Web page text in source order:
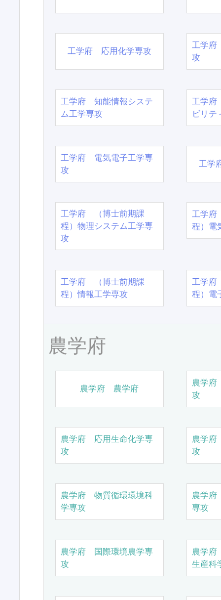
工学府 応用化学専攻
工学府
攻
工学府 知能情報システ
ム工学専攻
工学府
ビリテ
工学府 電気電子工学専
攻
工学
工学府 （博士前期課
程）物理システム工学専
攻
工学
程）電
工学府 （博士前期課
程）情報工学専攻
工学
程）電
農学府
農学府 農学府
農学
攻
農学府 応用生命化学専
攻
農学
攻
農学府 物質循環環境科
学専攻
農学
専攻
農学府 国際環境農学専
攻
農学
生産科